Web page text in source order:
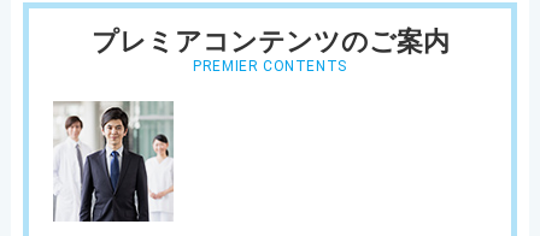
プレミアコンテンツのご案内
PREMIER CONTENTS